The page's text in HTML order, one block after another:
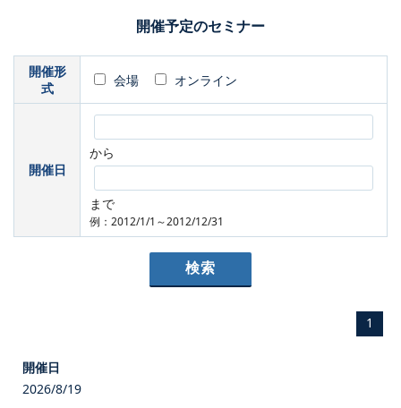
開催予定のセミナー
開催形
式
会場 オンライン
開催日
から
まで
例：2012/1/1～2012/12/31
1
2026/8/19